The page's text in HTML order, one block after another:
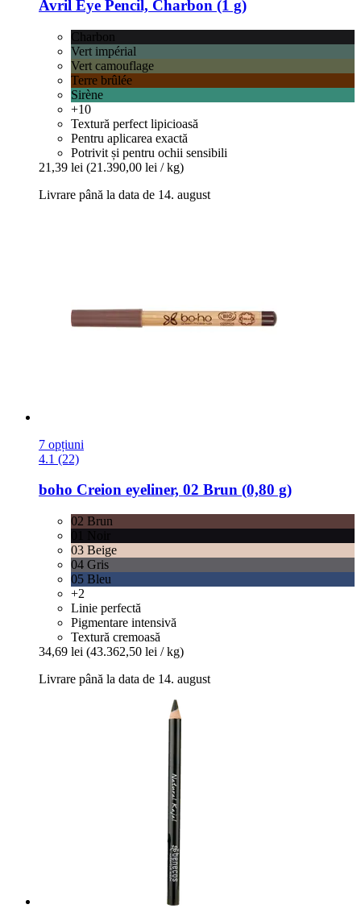
Avril Eye Pencil, Charbon (1 g)
Charbon
Vert impérial
Vert camouflage
Terre brûlée
Sirène
+10
Textură perfect lipicioasă
Pentru aplicarea exactă
Potrivit și pentru ochii sensibili
21,39 lei (21.390,00 lei / kg)
Livrare până la data de 14. august
7 opțiuni
4.1 (22)
boho Creion eyeliner, 02 Brun (0,80 g)
02 Brun
03 Beige
04 Gris
05 Bleu
+2
Linie perfectă
Pigmentare intensivă
Textură cremoasă
34,69 lei (43.362,50 lei / kg)
Livrare până la data de 14. august